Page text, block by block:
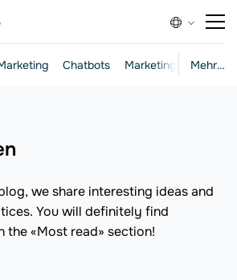
Mehr…
Chatbots Marketing und
we share interesting ideas and
You will definitely find
the «Most read» section!